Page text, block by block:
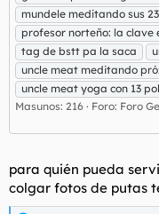
mundele meditando sus
profesor norteño: la clave
tag de bstt pa la saca
uncle meat meditando
uncle meat yoga con 13
Masunos: 216
Foro: Foro
para quién pueda
colgar fotos de putas